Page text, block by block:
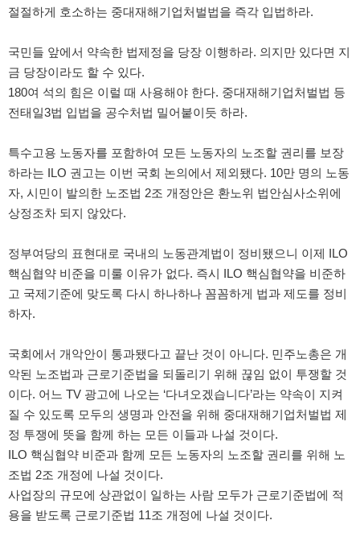
절절하게 호소하는 중대재해기업처벌법을 즉각 입법하라.
국민들 앞에서 약속한 법제정을 당장 이행하라. 의지만 있다면 지
금 당장이라도 할 수 있다.
180여 석의 힘은 이럴 때 사용해야 한다. 중대재해기업처벌법 등
전태일3법 입법을 공수처법 밀어붙이듯 하라.
특수고용 노동자를 포함하여 모든 노동자의 노조할 권리를 보장
하라는 ILO 권고는 이번 국회 논의에서 제외됐다. 10만 명의 노동
자, 시민이 발의한 노조법 2조 개정안은 환노위 법안심사소위에
상정조차 되지 않았다.
정부여당의 표현대로 국내의 노동관계법이 정비됐으니 이제 ILO
핵심협약 비준을 미룰 이유가 없다. 즉시 ILO 핵심협약을 비준하
고 국제기준에 맞도록 다시 하나하나 꼼꼼하게 법과 제도를 정비
하자.
국회에서 개악안이 통과됐다고 끝난 것이 아니다. 민주노총은 개
악된 노조법과 근로기준법을 되돌리기 위해 끊임 없이 투쟁할 것
이다. 어느 TV 광고에 나오는 ‘다녀오겠습니다’라는 약속이 지켜
질 수 있도록 모두의 생명과 안전을 위해 중대재해기업처벌법 제
정 투쟁에 뜻을 함께 하는 모든 이들과 나설 것이다.
ILO 핵심협약 비준과 함께 모든 노동자의 노조할 권리를 위해 노
조법 2조 개정에 나설 것이다.
사업장의 규모에 상관없이 일하는 사람 모두가 근로기준법에 적
용을 받도록 근로기준법 11조 개정에 나설 것이다.